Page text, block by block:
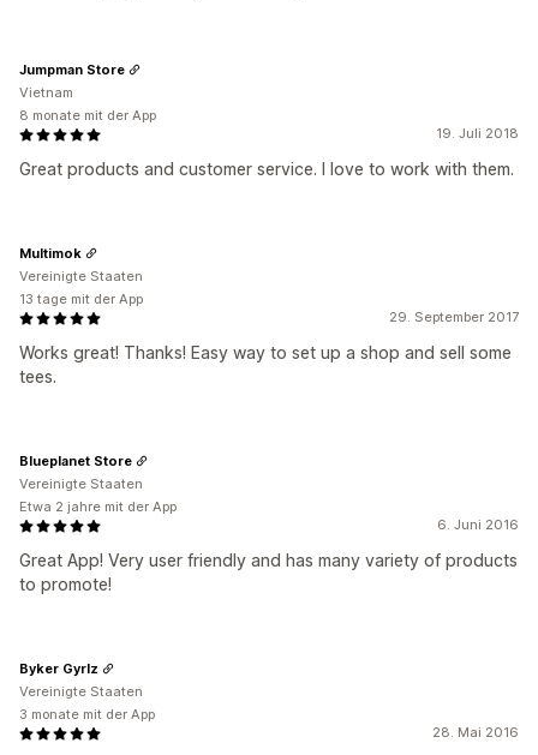
19. Juli 2018
Great products and customer service. I love to work with them.
Jumpman Store
Vietnam
8 monate mit der App
29. September 2017
Works great! Thanks! Easy way to set up a shop and sell some
tees.
Multimok
Vereinigte Staaten
13 tage mit der App
6. Juni 2016
Great App! Very user friendly and has many variety of products
to promote!
Blueplanet Store
Vereinigte Staaten
Etwa 2 jahre mit der App
28. Mai 2016
Byker Gyrlz
Vereinigte Staaten
3 monate mit der App